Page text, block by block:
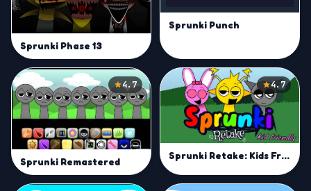
Sprunki Phase 13
Sprunki Punch
4.7
Sprunki Remastered
4.7
Sprunki Retake: Kids Friendly